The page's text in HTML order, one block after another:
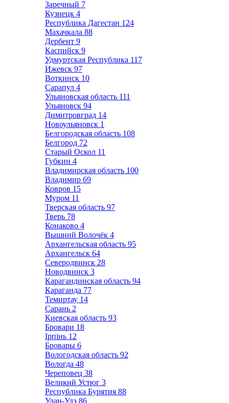
Заречный 7
Кузнецк 4
Республика Дагестан 124
Махачкала 88
Дербент 9
Каспийск 9
Удмуртская Республика 117
Ижевск 97
Воткинск 10
Сарапул 4
Ульяновская область 111
Ульяновск 94
Димитровград 14
Новоульяновск 1
Белгородская область 108
Белгород 72
Старый Оскол 11
Губкин 4
Владимирская область 100
Владимир 69
Ковров 15
Муром 11
Тверская область 97
Тверь 78
Конаково 4
Вышний Волочёк 4
Архангельская область 95
Архангельск 64
Северодвинск 28
Новодвинск 3
Карагандинская область 94
Караганда 77
Темиртау 14
Сарань 2
Киевская область 93
Бровари 18
Ірпінь 12
Бровары 6
Вологодская область 92
Вологда 48
Череповец 38
Великий Устюг 3
Республика Бурятия 88
Улан-Удэ 86